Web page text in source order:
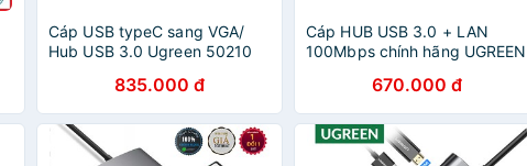
Cáp USB typeC sang VGA/
Hub USB 3.0 Ugreen 50210
835.000 đ
Cáp HUB USB 3.0 + LAN
100Mbps chính hãng UGREEN
670.000 đ